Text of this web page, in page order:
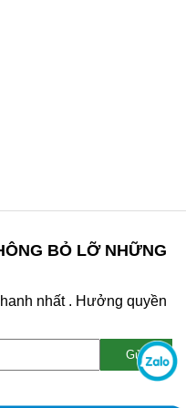
BỎ LỠ NHỮNG
nhất . Hưởng quyền